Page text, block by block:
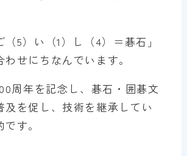
（5）い（1）し（4）＝碁石」
わせにちなんでいます。
周年を記念し、碁石・囲碁文
及を促し、技術を継承してい
す。